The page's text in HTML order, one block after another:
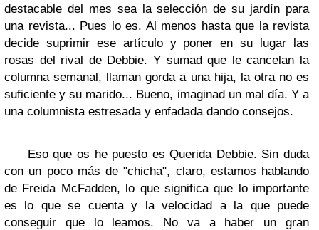
destacable del mes sea la selección de su jardín para
una revista... Pues lo es. Al menos hasta que la revista
decide suprimir ese artículo y poner en su lugar las
rosas del rival de Debbie. Y sumad que le cancelan la
columna semanal, llaman gorda a una hija, la otra no es
suficiente y su marido... Bueno, imaginad un mal día. Y a
una columnista estresada y enfadada dando consejos.
Eso que os he puesto es Querida Debbie. Sin duda
con un poco más de "chicha", claro, estamos hablando
de Freida McFadden, lo que significa que lo importante
es lo que se cuenta y la velocidad a la que puede
conseguir que lo leamos. No va a haber un gran